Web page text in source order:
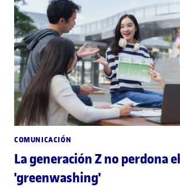
COMUNICACIÓN
La generación Z no perdona el
'greenwashing'